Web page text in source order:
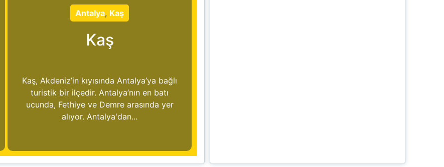
Antalya, Kaş
Kaş
Kaş, Akdeniz’in kıyısında Antalya’ya bağlı
turistik bir ilçedir. Antalya’nın en batı
ucunda, Fethiye ve Demre arasında yer
alıyor. Antalya'dan...